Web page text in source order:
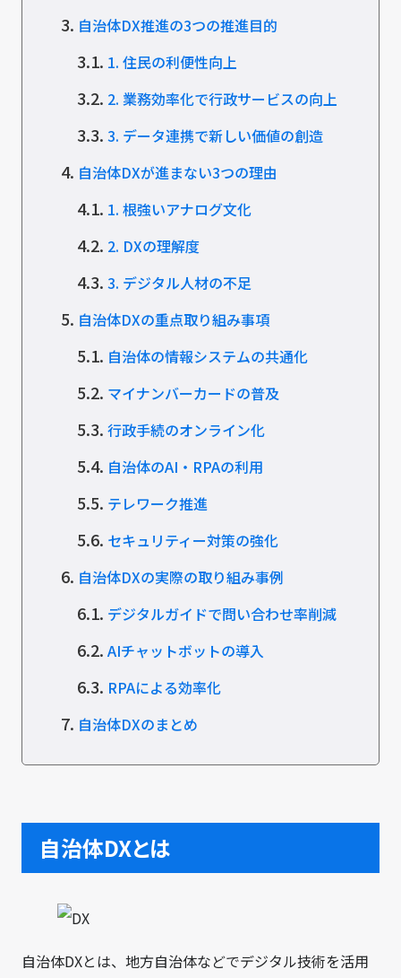
3. 自治体DX推進の3つの推進目的
3.1. 1. 住民の利便性向上
3.2. 2. 業務効率化で行政サービスの向上
3.3. 3. データ連携で新しい価値の創造
4. 自治体DXが進まない3つの理由
4.1. 1. 根強いアナログ文化
4.2. 2. DXの理解度
4.3. 3. デジタル人材の不足
5. 自治体DXの重点取り組み事項
5.1. 自治体の情報システムの共通化
5.2. マイナンバーカードの普及
5.3. 行政手続のオンライン化
5.4. 自治体のAI・RPAの利用
5.5. テレワーク推進
5.6. セキュリティー対策の強化
6. 自治体DXの実際の取り組み事例
6.1. デジタルガイドで問い合わせ率削減
6.2. AIチャットボットの導入
6.3. RPAによる効率化
7. 自治体DXのまとめ
自治体DXとは
自治体DXとは、地方自治体などでデジタル技術を活用